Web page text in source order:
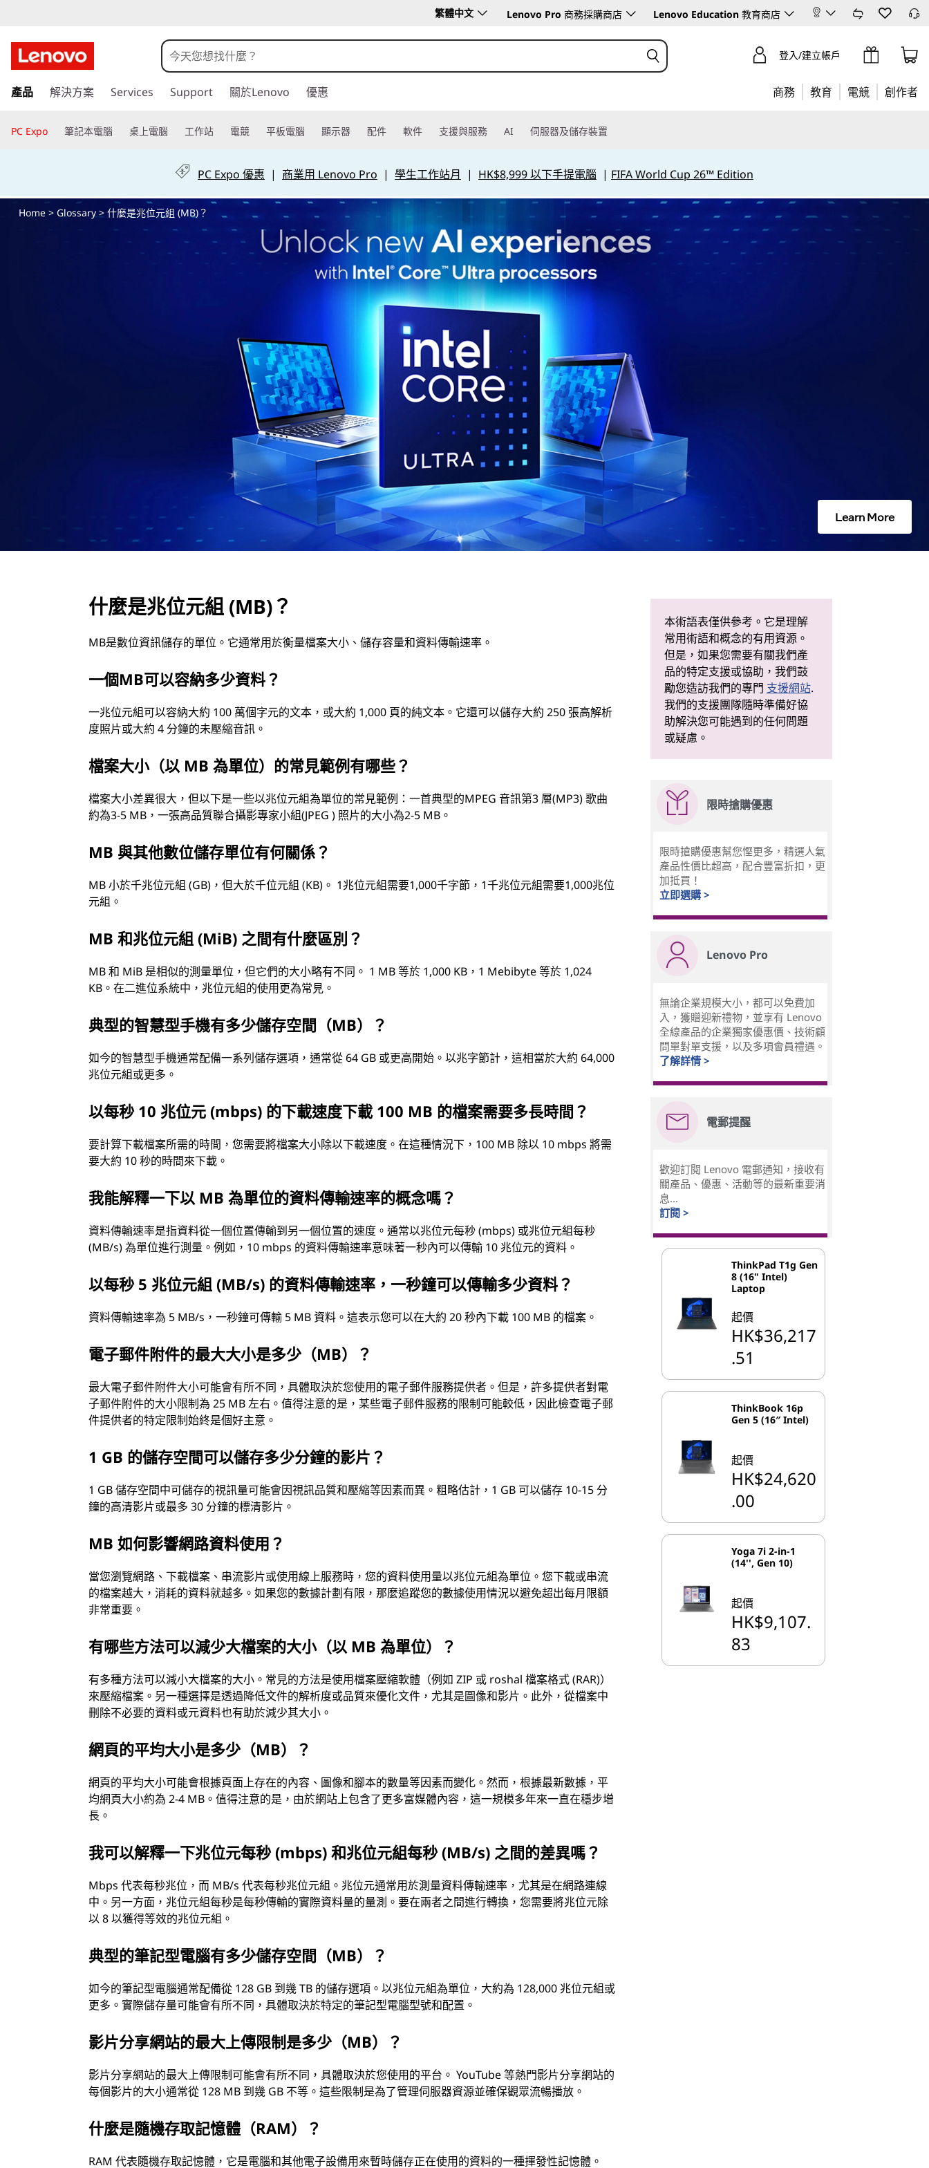
麼
是
位
組
繁體中文 Lenovo Pro 商務採購商店 Lenovo Education 教育商店
至
要
登入/建立帳戶
產品 解決方案 Services Support 關於Lenovo 優惠 商務 教育 電競 創作者
PC Expo 筆記本電腦 桌上電腦 工作站 電競 平板電腦 顯示器 配件 軟件 支援與服務 AI 伺服器及儲存裝置
PC Expo 優惠 | 商業用 Lenovo Pro | 學生工作站月 | HK$8,999 以下手提電腦 | FIFA World Cup 26™ Edition
Home> Glossary> 什麼是兆位元組 (MB)？
Learn More
什麼是兆位元組 (MB)？
MB是數位資訊儲存的單位。它通常用於衡量檔案大小、儲存容量和資料傳輸速率。
一個MB可以容納多少資料？
一兆位元組可以容納大約 100 萬個字元的文本，或大約 1,000 頁的純文本。它還可以儲存大約 250 張高解析
度照片或大約 4 分鐘的未壓縮音訊。
檔案大小（以 MB 為單位）的常見範例有哪些？
檔案大小差異很大，但以下是一些以兆位元組為單位的常見範例：一首典型的MPEG 音訊第3 層(MP3) 歌曲
約為3-5 MB，一張高品質聯合攝影專家小組(JPEG ) 照片的大小為2-5 MB。
MB 與其他數位儲存單位有何關係？
MB 小於千兆位元組 (GB)，但大於千位元組 (KB)。 1兆位元組需要1,000千字節，1千兆位元組需要1,000兆位
元組。
MB 和兆位元組 (MiB) 之間有什麼區別？
MB 和 MiB 是相似的測量單位，但它們的大小略有不同。 1 MB 等於 1,000 KB，1 Mebibyte 等於 1,024
KB。在二進位系統中，兆位元組的使用更為常見。
典型的智慧型手機有多少儲存空間（MB）？
如今的智慧型手機通常配備一系列儲存選項，通常從 64 GB 或更高開始。以兆字節計，這相當於大約 64,000
兆位元組或更多。
以每秒 10 兆位元 (mbps) 的下載速度下載 100 MB 的檔案需要多長時間？
要計算下載檔案所需的時間，您需要將檔案大小除以下載速度。在這種情況下，100 MB 除以 10 mbps 將需
要大約 10 秒的時間來下載。
我能解釋一下以 MB 為單位的資料傳輸速率的概念嗎？
資料傳輸速率是指資料從一個位置傳輸到另一個位置的速度。通常以兆位元每秒 (mbps) 或兆位元組每秒
(MB/s) 為單位進行測量。例如，10 mbps 的資料傳輸速率意味著一秒內可以傳輸 10 兆位元的資料。
以每秒 5 兆位元組 (MB/s) 的資料傳輸速率，一秒鐘可以傳輸多少資料？
資料傳輸速率為 5 MB/s，一秒鐘可傳輸 5 MB 資料。這表示您可以在大約 20 秒內下載 100 MB 的檔案。
電子郵件附件的最大大小是多少（MB）？
最大電子郵件附件大小可能會有所不同，具體取決於您使用的電子郵件服務提供者。但是，許多提供者對電
子郵件附件的大小限制為 25 MB 左右。值得注意的是，某些電子郵件服務的限制可能較低，因此檢查電子郵
件提供者的特定限制始終是個好主意。
1 GB 的儲存空間可以儲存多少分鐘的影片？
1 GB 儲存空間中可儲存的視訊量可能會因視訊品質和壓縮等因素而異。粗略估計，1 GB 可以儲存 10-15 分
鐘的高清影片或最多 30 分鐘的標清影片。
MB 如何影響網路資料使用？
當您瀏覽網路、下載檔案、串流影片或使用線上服務時，您的資料使用量以兆位元組為單位。您下載或串流
的檔案越大，消耗的資料就越多。如果您的數據計劃有限，那麼追蹤您的數據使用情況以避免超出每月限額
非常重要。
有哪些方法可以減少大檔案的大小（以 MB 為單位）？
有多種方法可以減小大檔案的大小。常見的方法是使用檔案壓縮軟體（例如 ZIP 或 roshal 檔案格式 (RAR)）
來壓縮檔案。另一種選擇是透過降低文件的解析度或品質來優化文件，尤其是圖像和影片。此外，從檔案中
刪除不必要的資料或元資料也有助於減少其大小。
網頁的平均大小是多少（MB）？
網頁的平均大小可能會根據頁面上存在的內容、圖像和腳本的數量等因素而變化。然而，根據最新數據，平
均網頁大小約為 2-4 MB。值得注意的是，由於網站上包含了更多富媒體內容，這一規模多年來一直在穩步增
長。
我可以解釋一下兆位元每秒 (mbps) 和兆位元組每秒 (MB/s) 之間的差異嗎？
Mbps 代表每秒兆位，而 MB/s 代表每秒兆位元組。兆位元通常用於測量資料傳輸速率，尤其是在網路連線
中。另一方面，兆位元組每秒是每秒傳輸的實際資料量的量測。要在兩者之間進行轉換，您需要將兆位元除
以 8 以獲得等效的兆位元組。
典型的筆記型電腦有多少儲存空間（MB）？
如今的筆記型電腦通常配備從 128 GB 到幾 TB 的儲存選項。以兆位元組為單位，大約為 128,000 兆位元組或
更多。實際儲存量可能會有所不同，具體取決於特定的筆記型電腦型號和配置。
影片分享網站的最大上傳限制是多少（MB）？
影片分享網站的最大上傳限制可能會有所不同，具體取決於您使用的平台。 YouTube 等熱門影片分享網站的
每個影片的大小通常從 128 MB 到幾 GB 不等。這些限制是為了管理伺服器資源並確保觀眾流暢播放。
什麼是隨機存取記憶體（RAM）？
RAM 代表隨機存取記憶體，它是電腦和其他電子設備用來暫時儲存正在使用的資料的一種揮發性記憶體。
本術語表僅供參考。它是理解
常用術語和概念的有用資源。
但是，如果您需要有關我們產
品的特定支援或協助，我們鼓
勵您造訪我們的專門 支援網站.
我們的支援團隊隨時準備好協
助解決您可能遇到的任何問題
或疑慮。
限時搶購優惠
限時搶購優惠幫您慳更多，精選人氣
產品性價比超高，配合豐富折扣，更
加抵買！
立即選購 >
Lenovo Pro
無論企業規模大小，都可以免費加
入，獲贈迎新禮物，並享有 Lenovo
全線產品的企業獨家優惠價、技術顧
問單對單支援，以及多項會員禮遇。
了解詳情 >
電郵提醒
歡迎訂閱 Lenovo 電郵通知，接收有
關產品、優惠、活動等的最新重要消
息...
訂閱 >
ThinkPad T1g Gen
8 (16" Intel)
Laptop
起價
HK$36,217
.51
ThinkBook 16p
Gen 5 (16″ Intel)
起價
HK$24,620
.00
Yoga 7i 2-in-1
(14'', Gen 10)
起價
HK$9,107.
83